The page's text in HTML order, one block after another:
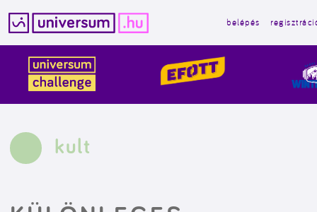
tartalomba
belépés
kult